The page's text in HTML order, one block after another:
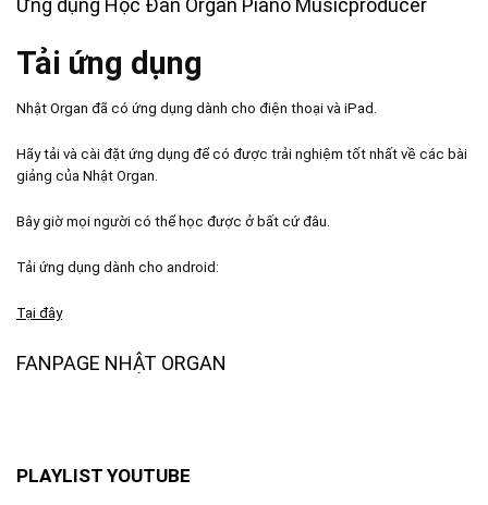
Ứng dụng Học Đàn Organ Piano Musicproducer
Tải ứng dụng
Nhật Organ đã có ứng dụng dành cho điện thoại và iPad.
Hãy tải và cài đặt ứng dụng để có được trải nghiệm tốt nhất về các bài
giảng của Nhật Organ.
Bây giờ mọi người có thể học được ở bất cứ đâu.
Tải ứng dụng dành cho android:
Tại đây
FANPAGE NHẬT ORGAN
PLAYLIST YOUTUBE